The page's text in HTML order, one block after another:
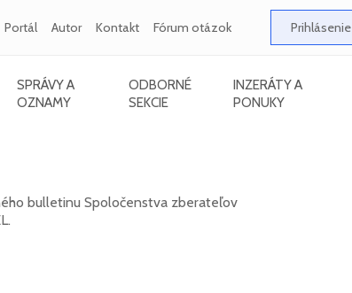
Portál Autor Kontakt Fórum otázok Prihlásenie
SPRÁVY A
OZNAMY
ODBORNÉ
SEKCIE
INZERÁTY A
PONUKY
bulletinu Spoločenstva zberateľov